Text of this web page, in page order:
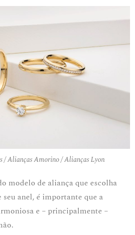
/ Alianças Amorino / Alianças Lyon
modelo de aliança que escolha
anel, é importante que a
e – principalmente –